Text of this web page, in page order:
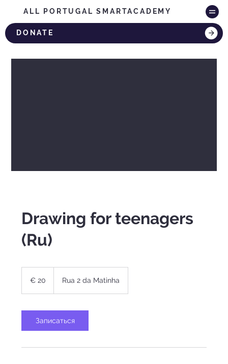
ALL PORTUGAL SMARTACADEMY
DONATE
Drawing for teenagers
(Ru)
€ 20 Rua 2 da Matinha
Записаться